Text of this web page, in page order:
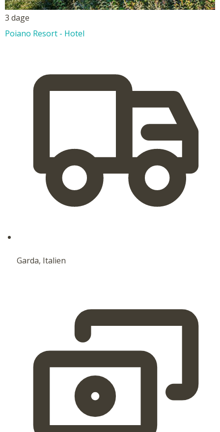
3 dage
Poiano Resort - Hotel
Garda, Italien